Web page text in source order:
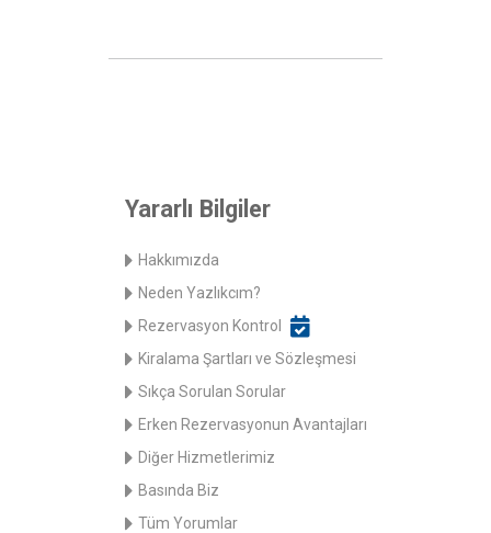
Yararlı Bilgiler
Hakkımızda
Neden Yazlıkcım?
Rezervasyon Kontrol
Kiralama Şartları ve Sözleşmesi
Sıkça Sorulan Sorular
Erken Rezervasyonun Avantajları
Diğer Hizmetlerimiz
Basında Biz
Tüm Yorumlar